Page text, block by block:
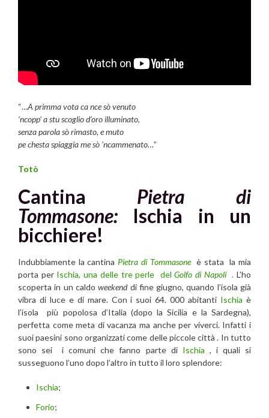
“…A primma vota ca nce sò venuto
‘ncopp’ a stu scoglio d’oro illuminato,
senza parola sò rimasto, e muto
pe chesta spiaggia me sò ‘ncammenato…”
Totò
Cantina Pietra di
Tommasone: Ischia in un
bicchiere!
Indubbiamente la cantina Pietra di Tommasoneè stata la mia
porta per Ischia, una delle tre perle delGolfo di Napoli . L’ho
scoperta in un caldoweekenddi fine giugno, quando l’isola già
vibra di luce e di mare. Con i suoi 64. 000 abitanti Ischia è
l’isola più popolosa d’Italia (dopo la Sicilia e la Sardegna),
perfetta come meta di vacanza ma anche per viverci. Infatti i
suoi paesini sono organizzati come delle piccole città . In tutto
sono sei i comuni che fanno parte di Ischia , i quali si
susseguono l’uno dopo l’altro in tutto il loro splendore:
Ischia;
Forio;